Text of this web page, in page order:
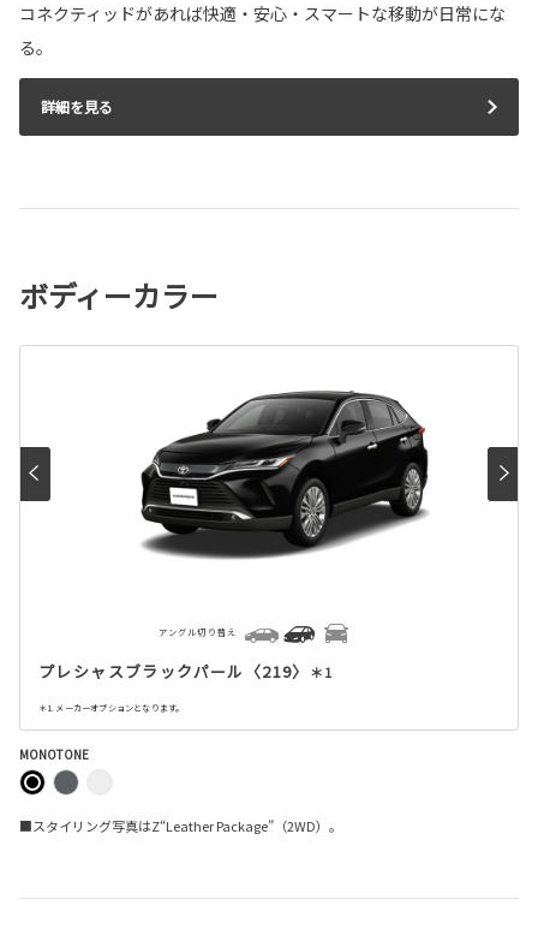
コネクティッドがあれば快適・安心・スマートな移動が日常にな
る。
詳細を見る
ボディーカラー
プレシャスブラックパール〈219〉 ＊1
＊1. メーカーオプションとなります。
アングル切り替え
MONOTONE
■スタイリング写真はZ“Leather Package”（2WD）。